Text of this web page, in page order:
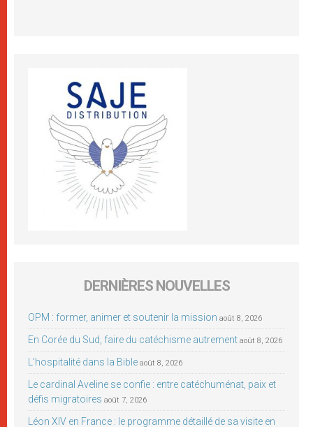
DERNIÈRES NOUVELLES
OPM : former, animer et soutenir la mission août 8, 2026
En Corée du Sud, faire du catéchisme autrement août 8, 2026
L’hospitalité dans la Bible août 8, 2026
Le cardinal Aveline se confie : entre catéchuménat, paix et
défis migratoires août 7, 2026
Léon XIV en France : le programme détaillé de sa visite en